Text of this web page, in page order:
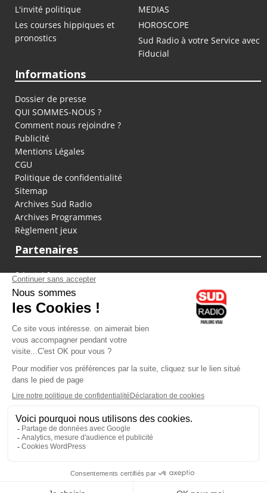
L'invité politique
MEDIAS
Les courses hippiques et
pronostics
HOROSCOPE
Sud Radio à votre Service avec
Fiducial
Informations
Dossier de presse
QUI SOMMES-NOUS ?
Comment nous rejoindre ?
Publicité
Mentions Légales
CGU
Politique de confidentialité
Sitemap
Archives Sud Radio
Archives Programmes
Règlement jeux
Partenaires
fiducial.fr
lyoncapitale.fr
olympique-et-lyonnais.com
L'application Iphone / Android
Téléchargez l'application
Les cookies
Gestion des cookies
Crédit photos : ©Sud Radio / Pierre Olivier
Anthony Martins Misse
Jacques Pessis